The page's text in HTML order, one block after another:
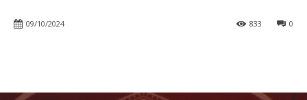
09/10/2024 0
833